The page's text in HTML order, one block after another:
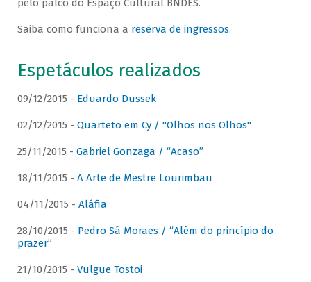
pelo palco do Espaço Cultural BNDES.
Saiba como funciona a reserva de ingressos.
Espetáculos realizados
09/12/2015 - Eduardo Dussek
02/12/2015 - Quarteto em Cy / "Olhos nos Olhos"
25/11/2015 - Gabriel Gonzaga / “Acaso”
18/11/2015 - A Arte de Mestre Lourimbau
04/11/2015 - Aláfia
28/10/2015 - Pedro Sá Moraes / “Além do princípio do
prazer”
21/10/2015 - Vulgue Tostoi